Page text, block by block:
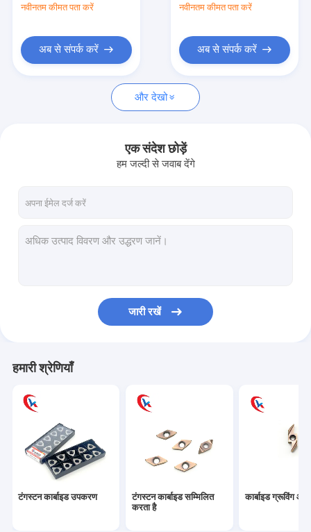
एक उद्धरण की विनती करे
टंगस्टन कार्बाइड उपकरण
कार्बाइड ग्रूविंग आवेषण
कार्बाइड मिलिंग आवेषण
टंगस्टन कार्बाइड स्ट्रिप्स
टंगस्टन कार्बाइड वुडवर्किंग टूल
कार्बाइड बोरिंग बार
शैल मिलिंग कटर
नवीनतम कीमत पता करें
अब से संपर्क करें
नवीनतम कीमत पता करें
अब से संपर्क करें
और देखो
एक संदेश छोड़ें
हम जल्दी से जवाब देंगे
जारी रखें
हमारी श्रेणियाँ
टंगस्टन कार्बाइड उपकरण
टंगस्टन कार्बाइड सम्मिलित
करता है
कार्बाइड ग्रूविंग